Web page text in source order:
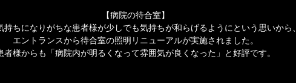
【病院の待合室】
持ちになりがちな患者様が少しでも気持ちが和らげるようにという思いから、
エントランスから待合室の照明リニューアルが実施されました。
者様からも「病院内が明るくなって雰囲気が良くなった」と好評です。